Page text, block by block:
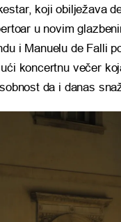
koji obilježava
u novim
i Manuelu de Falli
koncertnu večer
da i danas